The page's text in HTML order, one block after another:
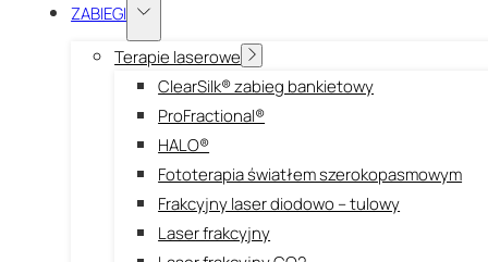
ZABIEGI
Terapie laserowe
ClearSilk® zabieg bankietowy
ProFractional®
HALO®
Fototerapia światłem szerokopasmowym
Frakcyjny laser diodowo – tulowy
Laser frakcyjny